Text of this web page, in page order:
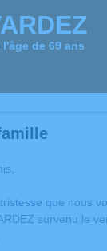
de 69 ans
que nous
survenu le